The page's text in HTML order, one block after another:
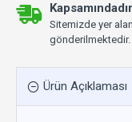
Sitemizde yer
gönderilmektedir.
Ürün Açıklaması